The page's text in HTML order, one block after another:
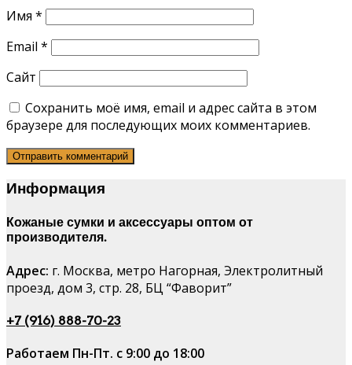
Имя *
Email *
Сайт
Сохранить моё имя, email и адрес сайта в этом
браузере для последующих моих комментариев.
Информация
Кожаные сумки и аксессуары оптом от
производителя.
Адрес: г. Москва, метро Нагорная, Электролитный
проезд, дом 3, стр. 28, БЦ “Фаворит”
+7 (916) 888-70-23
Работаем Пн-Пт. с 9:00 до 18:00